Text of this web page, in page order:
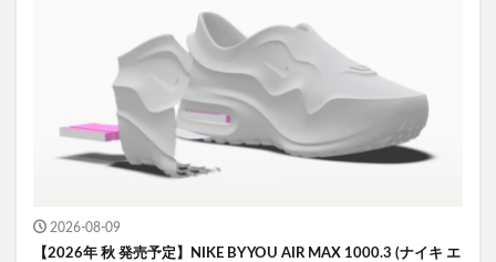
2026-08-09
【2026年 秋 発売予定】NIKE BY YOU AIR MAX 1000.3 (ナイキ エ